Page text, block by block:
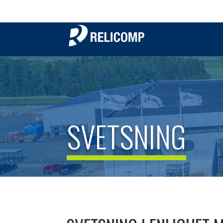
SVETSNING